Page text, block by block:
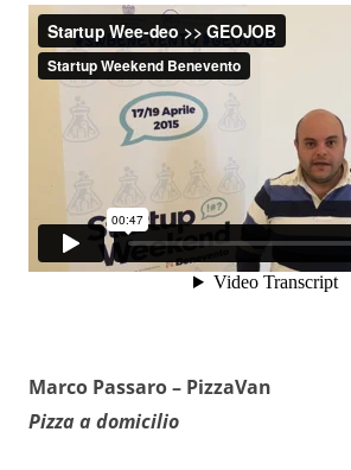
Marco Passaro – PizzaVan
Pizza a domicilio